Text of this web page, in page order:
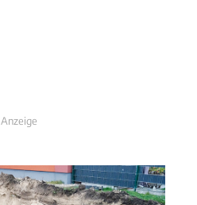
Anzeige